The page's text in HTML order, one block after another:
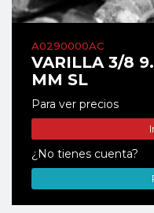
A0290000AC
VARILLA 3/8
MM SL
Para ver precios
¿No tienes cuenta?